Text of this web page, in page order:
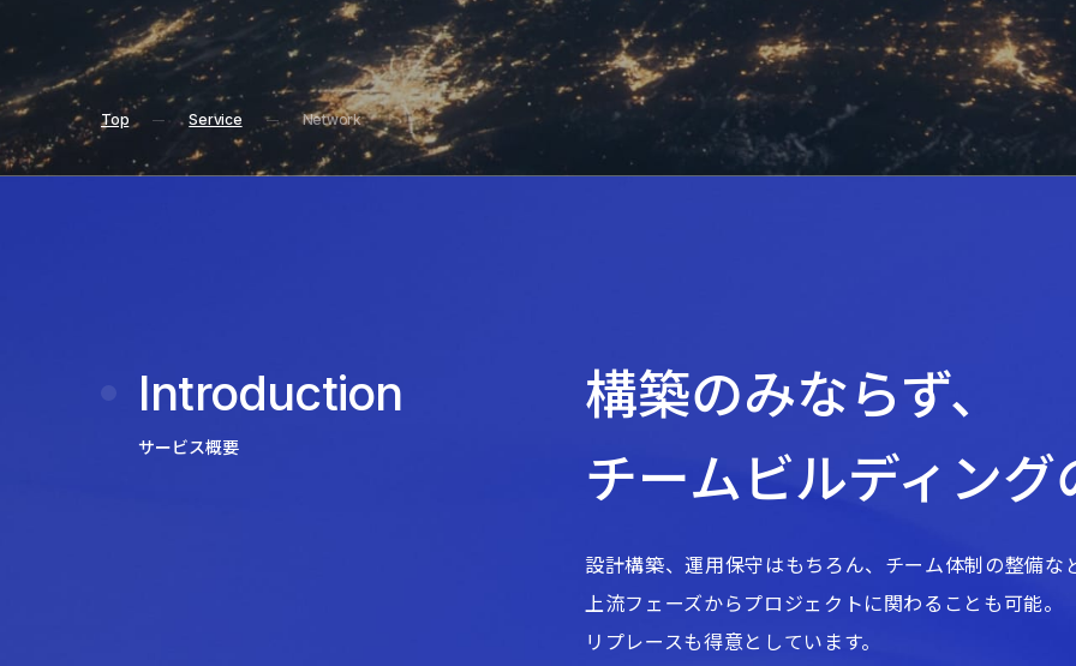
Top Service Network
Introduction
サービス概要
構築のみならず、
チームビルディン
設計構築、運用保守はもちろん、チーム体制の整備な
上流フェーズからプロジェクトに関わることも可能。
リプレースも得意としています。